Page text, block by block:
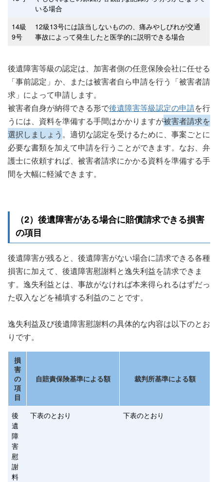
いる場合
14級
9号
12級13号には該当しないものの、痛みやしびれが交通
事故によって発生したと医学的に説明できる場合
後遺障害等級の認定は、加害者側の任意保険会社に任せる
「事前認定」か、または被害者自ら申請を行う「被害者請
求」によって申請します。
被害者自身が納得できる形で後遺障害等級認定の申請を行
うには、資料を準備する手間はかかりますが被害者請求を
選択しましょう 。適切な認定を受けるために、事案ごとに
必要な書類を加えて申請を行うことができます。なお、弁
護士に依頼すれば、被害者請求にかかる資料を準備する手
間を大幅に軽減できます。
（2）後遺障害がある場合に賠償請求できる損害
の項目
後遺障害が残ると、後遺障害がない場合に請求できる各種
損害に加えて、後遺障害慰謝料と逸失利益を請求できま
す。逸失利益とは、事故がなければ本来得られるはずだっ
た収入などを補填する利益のことです。
逸失利益及び後遺障害慰謝料の具体的な内容は以下のとお
りです。
損
害
の
項
目
自賠責保険基準による額 裁判所基準による額
後
遺
障
害
慰
謝
料
下表のとおり 下表のとおり